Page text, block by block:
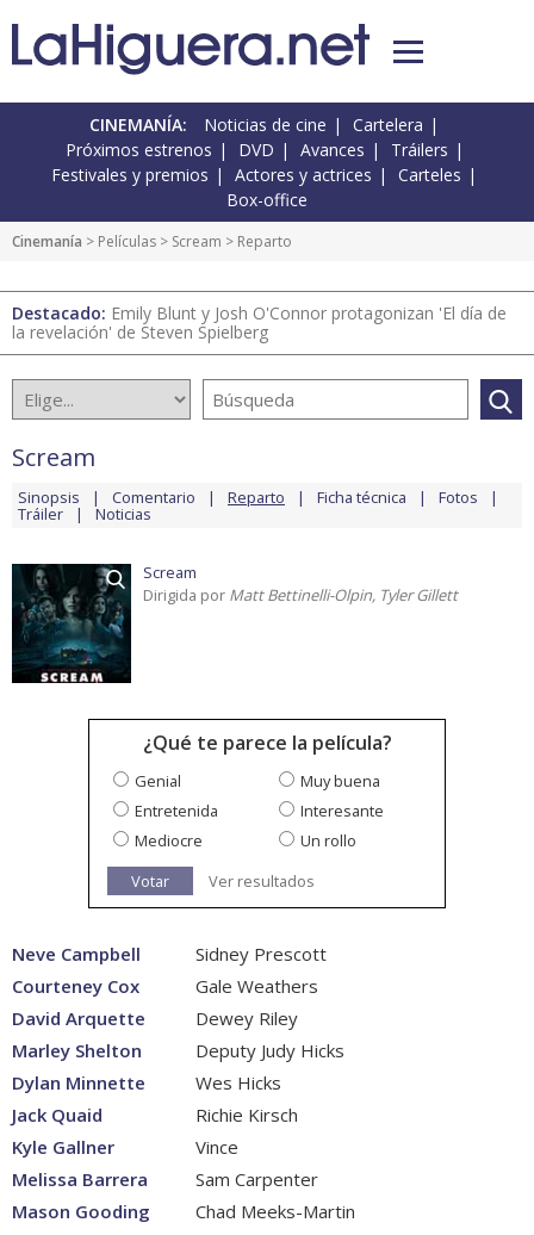
CINEMANÍA: Noticias de cine
Cartelera
Próximos estrenos
DVD Avances
Tráilers
Festivales y premios
Actores y actrices
Carteles
Box-office
Cinemanía > Películas > Scream > Reparto
Destacado: Emily Blunt y Josh O'Connor protagonizan 'El día de
la revelación' de Steven Spielberg
Scream
Sinopsis Comentario Reparto Ficha técnica Fotos
Tráiler Noticias
Scream
Dirigida por Matt Bettinelli-Olpin, Tyler Gillett
¿Qué te parece la película?
Genial
Muy buena
Entretenida
Interesante
Mediocre
Un rollo
Votar
Ver resultados
Neve Campbell
Sidney Prescott
Courteney Cox
Gale Weathers
David Arquette
Dewey Riley
Marley Shelton
Deputy Judy Hicks
Dylan Minnette
Wes Hicks
Jack Quaid
Richie Kirsch
Kyle Gallner
Vince
Melissa Barrera
Sam Carpenter
Mason Gooding
Chad Meeks-Martin